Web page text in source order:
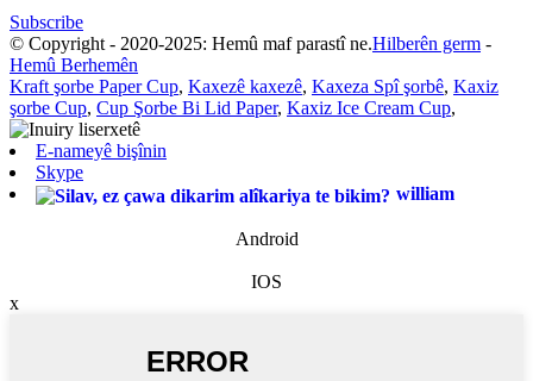
Subscribe
© Copyright - 2020-2025: Hemû maf parastî ne.Hilberên germ -
Hemû Berhemên
Kraft şorbe Paper Cup, Kaxezê kaxezê, Kaxeza Spî şorbê, Kaxiz
şorbe Cup, Cup Şorbe Bi Lid Paper, Kaxiz Ice Cream Cup,
E-nameyê bişînin
Skype
william
Android
IOS
x